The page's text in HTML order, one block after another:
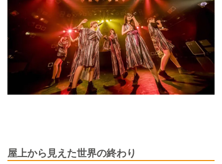
屋上から見えた世界の終わり